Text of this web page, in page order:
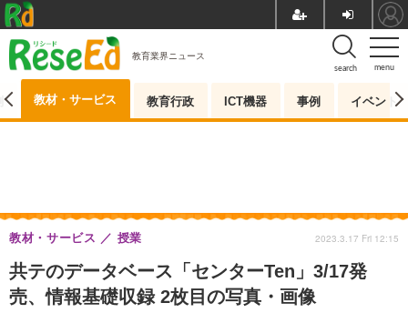
menu
search
教育業界ニュース
教材・サービス 教育行政 ICT機器 事例 イベント
共テのデータベース「センターTen」3/17発
売、情報基礎収録 2枚目の写真・画像
教材・サービス 授業 2023.3.17 Fri 12:15